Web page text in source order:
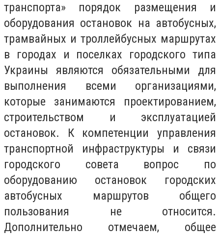
транспорта» порядок размещения и
оборудования остановок на автобусных,
трамвайных и троллейбусных маршрутах
в городах и поселках городского типа
Украины являются обязательными для
выполнения всеми организациями,
которые занимаются проектированием,
строительством и эксплуатацией
остановок. К компетенции управления
транспортной инфраструктуры и связи
городского совета вопрос по
оборудованию остановок городских
автобусных маршрутов общего
пользования не относится.
Дополнительно отмечаем, общее